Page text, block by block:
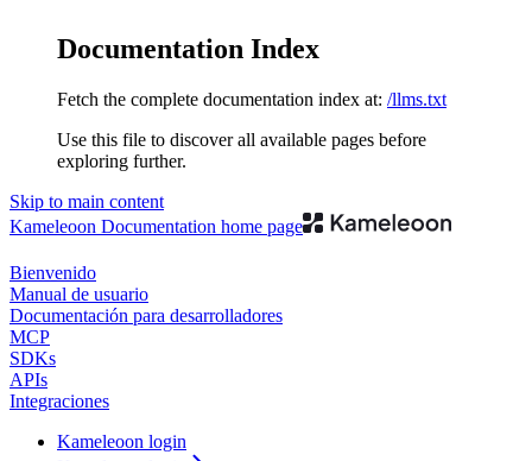
Documentation Index
Fetch the complete documentation index at: /llms.txt
Use this file to discover all available pages before
exploring further.
Skip to main content
Kameleoon Documentation home page
Bienvenido
Manual de usuario
Documentación para desarrolladores
MCP
SDKs
APIs
Integraciones
Kameleoon login